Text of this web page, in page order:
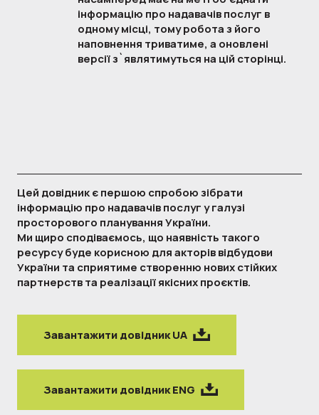
інформацію про надавачів послуг в
одному місці, тому робота з його
наповнення триватиме, а оновлені
версії з`являтимуться на цій сторінці.
Цей довідник є першою спробою зібрати
інформацію про надавачів послуг у галузі
просторового планування України.
Ми щиро сподіваємось, що наявність такого
ресурсу буде корисною для акторів відбудови
України та сприятиме створенню нових стійких
партнерств та реалізації якісних проєктів.
Завантажити довідник UA
Завантажити довідник ENG